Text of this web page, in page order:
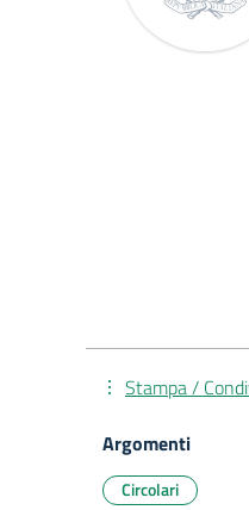
Stampa /
Argomenti
Circolari